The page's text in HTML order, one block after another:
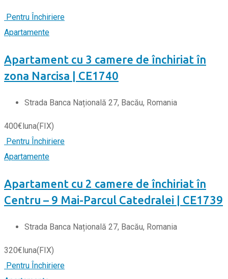
Pentru Închiriere
Apartamente
Apartament cu 3 camere de închiriat în
zona Narcisa | CE1740
Strada Banca Națională 27, Bacău, Romania
400€luna(FIX)
Pentru Închiriere
Apartamente
Apartament cu 2 camere de închiriat în
Centru – 9 Mai-Parcul Catedralei | CE1739
Strada Banca Națională 27, Bacău, Romania
320€luna(FIX)
Pentru Închiriere